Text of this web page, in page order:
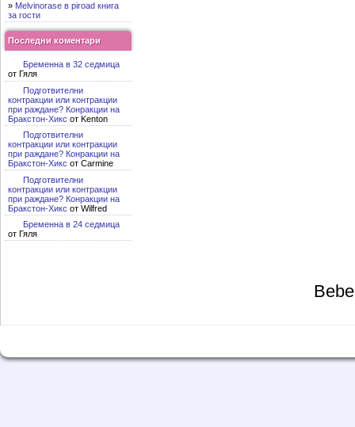
» Melvinorase в piroad книга
за гости
Последни коментари
Бременна в 32 седмица
от Гяля
Подготвителни
контракции или контракции
при раждане? Конракции на
Бракстон-Хикс от Kenton
Подготвителни
контракции или контракции
при раждане? Конракции на
Бракстон-Хикс от Carmine
Подготвителни
контракции или контракции
при раждане? Конракции на
Бракстон-Хикс от Wilfred
Бременна в 24 седмица
от Гяля